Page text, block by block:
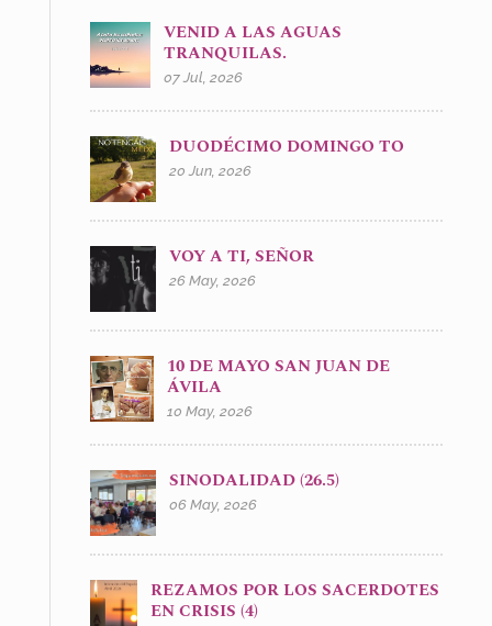
VENID A LAS AGUAS
TRANQUILAS.
07 Jul, 2026
DUODÉCIMO DOMINGO TO
20 Jun, 2026
VOY A TI, SEÑOR
26 May, 2026
10 DE MAYO SAN JUAN DE
ÁVILA
10 May, 2026
SINODALIDAD (26.5)
06 May, 2026
REZAMOS POR LOS SACERDOTES
EN CRISIS (4)